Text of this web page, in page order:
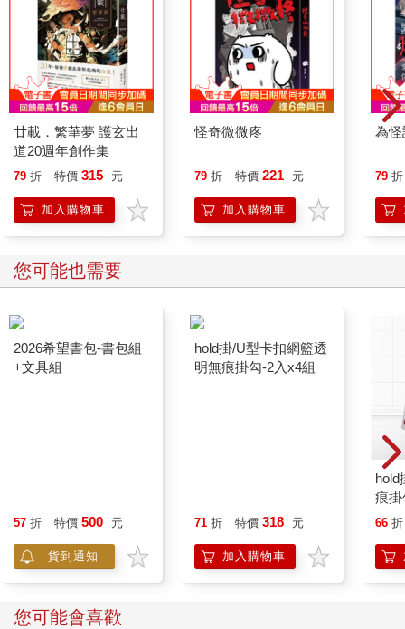
廿載．繁華夢 護玄出
道20週年創作集
79 折 特價 315 元
加入購物車
怪奇微微疼
79 折 特價 221 元
加入購物車
為怪
79 折
您可能也需要
57 折 特價 500 元
貨到通知
71 折 特價 318 元
加入購物車
hold
痕
66 折
您可能會喜歡